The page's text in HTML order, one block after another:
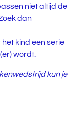
niet altijd de
dan
kind een serie
wordt.
kun je